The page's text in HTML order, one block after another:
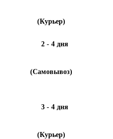
(Курьер)
2 - 4 дня
(Самовывоз)
3 - 4 дня
(Курьер)